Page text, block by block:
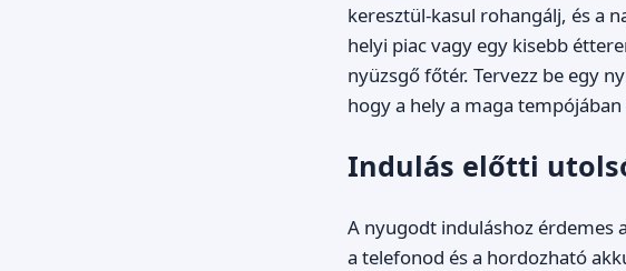
keresztül-kasul rohangálj, és a
helyi piac vagy egy kisebb
nyüzsgő főtér. Tervezz be egy
hogy a hely a maga
Indulás előtti
A nyugodt induláshoz érdemes
a telefonod és a hordozható